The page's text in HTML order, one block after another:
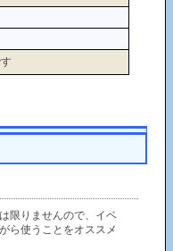
限りませんので、イベ
ら使うことをオススメ